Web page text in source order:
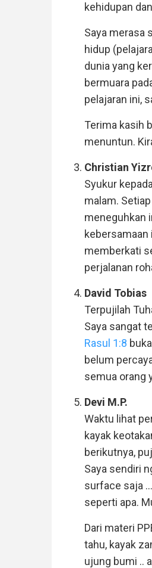
kehidupan
Saya merasa
hidup
dunia yang
bermuara
pelajaran ini,
Terima kasih
menuntun.
Christian
Syukur
malam.
meneguhkan
memberkati
perjalanan
David Tobias
Terpujilah
Saya sangat
Rasul 1:8
belum
semua orang
Devi M.P.
Waktu lihat
kayak
berikutnya,
Saya sendiri
surface saja
seperti apa.
Dari materi
tahu, kayak
ujung bumi ..